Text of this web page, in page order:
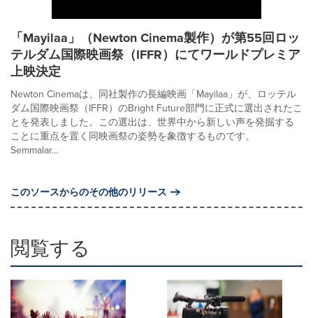
「Mayilaa」（Newton Cinema製作）が第55回ロッ
テルダム国際映画祭（IFFR）にてワールドプレミア
上映決定
Newton Cinemaは、同社製作の長編映画「Mayilaa」が、ロッテル
ダム国際映画祭（IFFR）のBright Future部門に正式に選出されたこ
とを発表しました。この選出は、世界中から新しい声を発掘する
ことに重点を置く同映画祭の姿勢を象徴するものです。
Semmalar...
このソースからのその他のリリース
閲覧する